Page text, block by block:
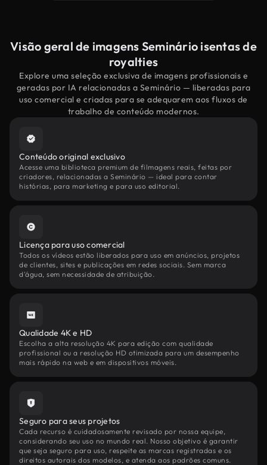
Visão geral de imagens Seminário isentas de
royalties
Explore uma seleção exclusiva de imagens profissionais e
geradas por IA relacionadas a Seminário — liberadas para
uso comercial e criadas para se adequarem aos fluxos de
trabalho de conteúdo modernos.
Conteúdo original exclusivo
Acesse uma biblioteca premium de filmagens reais, feitas por
criadores, relacionadas a Seminário — ideal para contar
histórias, para marketing e para uso editorial.
Licença para uso comercial
Todos os vídeos estão liberados para uso em anúncios, projetos
de clientes, sites e publicações em redes sociais. Sem marca
d'água, sem necessidade de atribuição.
Qualidade 4K e HD
Escolha a alta resolução 4K para edição com qualidade
profissional ou a resolução HD otimizada para um desempenho
mais rápido na web e em dispositivos móveis.
Seguro para seus projetos
Cada recurso é cuidadosamente revisado por nossa equipe,
considerando seu uso no mundo real. Nosso objetivo é garantir
que seja seguro para uso, respeite as marcas registradas e os
direitos autorais dos modelos, e atenda aos padrões comuns.